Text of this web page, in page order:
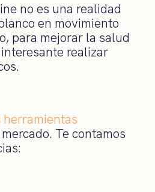
no es una realidad
en movimiento
para mejorar la salud
realizar
Te contamos